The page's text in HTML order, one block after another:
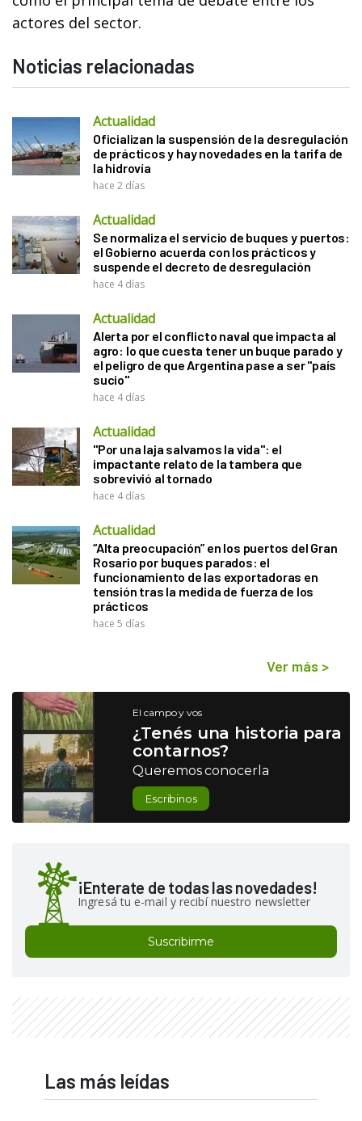
actores del sector.
Noticias relacionadas
Actualidad
Oficializan la suspensión de la desregulación
de prácticos y hay novedades en la tarifa de
la hidrovía
hace 2 días
Actualidad
Se normaliza el servicio de buques y puertos:
el Gobierno acuerda con los prácticos y
suspende el decreto de desregulación
hace 4 días
Actualidad
Alerta por el conflicto naval que impacta al
agro: lo que cuesta tener un buque parado y
el peligro de que Argentina pase a ser "país
sucio"
hace 4 días
Actualidad
"Por una laja salvamos la vida": el
impactante relato de la tambera que
sobrevivió al tornado
hace 4 días
Actualidad
“Alta preocupación” en los puertos del Gran
Rosario por buques parados: el
funcionamiento de las exportadoras en
tensión tras la medida de fuerza de los
prácticos
hace 5 días
Ver más >
El campo y vos
¿Tenés una historia para
contarnos?
Queremos conocerla
Escribinos
¡Enterate de todas las novedades!
Ingresá tu e-mail y recibí nuestro newsletter
Suscribirme
Las más leídas